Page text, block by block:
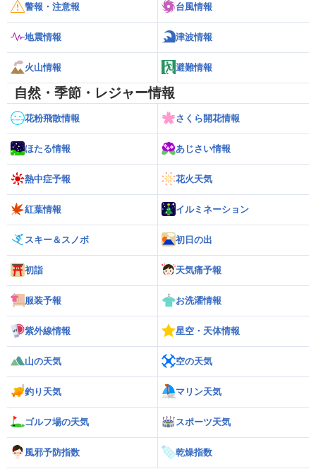
警報・注意報 台風情報
地震情報 津波情報
火山情報 避難情報
自然・季節・レジャー情報
花粉飛散情報 さくら開花情報
ほたる情報 あじさい情報
熱中症予報 花火天気
紅葉情報 イルミネーション
スキー＆スノボ 初日の出
初詣 天気痛予報
服装予報 お洗濯情報
紫外線情報 星空・天体情報
山の天気 空の天気
釣り天気 マリン天気
ゴルフ場の天気 スポーツ天気
風邪予防指数 乾燥指数